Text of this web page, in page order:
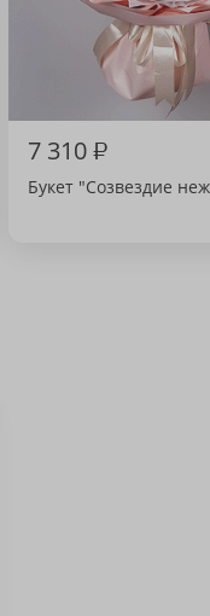
7 310₽
Букет "Созвездие